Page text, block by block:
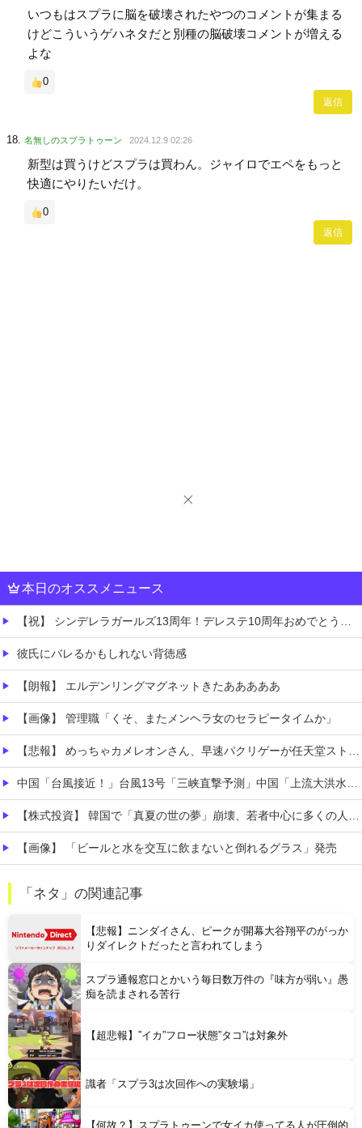
いつもはスプラに脳を破壊されたやつのコメントが集まる
けどこういうゲハネタだと別種の脳破壊コメントが増える
よな
0
返信
名無しのスプラトゥーン 2024.12.9 02:26
新型は買うけどスプラは買わん。ジャイロでエペをもっと
快適にやりたいだけ。
0
返信
本日のオススメニュース
【祝】 シンデレラガールズ13周年！デレステ10周年おめでとう！ガチャ更新SSR八神マキノ・イベントSRイヴ、SR望月聖！
彼氏にバレるかもしれない背徳感
【朗報】 エルデンリングマグネットきたあああああ
【画像】 管理職「くそ、またメンヘラ女のセラピータイムか」
【悲報】 めっちゃカメレオンさん、早速パクリゲーが任天堂ストアに登場してしまう……
中国「台風接近！」台風13号「三峡直撃予測」中国「上流大洪水！（三峡上流」中国都市「8/5の映像（動画」三峡ダム「緊急放流（決壊危機」中国「下流大水害（震え声」→
【株式投資】 韓国で「真夏の世の夢」崩壊、若者中心に多くの人が「人生オワタ」―中国メディア
【画像】 「ビールと水を交互に飲まないと倒れるグラス」発売
Powered by livedoor 相互RSS
「ネタ」の関連記事
【悲報】ニンダイさん、ピークが開幕大谷翔平のがっか
りダイレクトだったと言われてしまう
スプラ通報窓口とかいう毎日数万件の『味方が弱い』愚
痴を読まされる苦行
【超悲報】”イカ”フロー状態”タコ”は対象外
識者「スプラ3は次回作への実験場」
【何故？】スプラトゥーンで女イカ使ってる人が圧倒的